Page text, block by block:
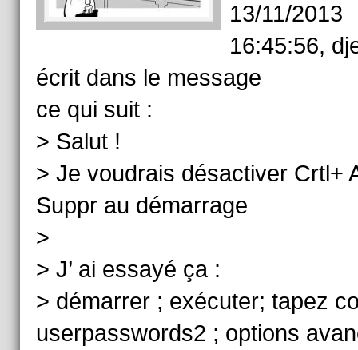
13/11/2013
16:45:56,
écrit dans le message
ce qui suit :
> Salut !
> Je voudrais désactiver Crtl+
Suppr au démarrage
>
> J’ ai essayé ça :
> démarrer ; exécuter; tapez
userpasswords2 ; options